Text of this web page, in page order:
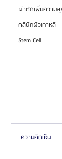
ผ่าตัดเพิ่มความ
คลินิกผิวเกาหลี
Stem Cell
ความคิดเห็น